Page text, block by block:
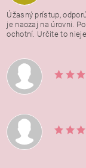
Úžasný prístup,
je naozaj na úrovni.
ochotní. Určite to